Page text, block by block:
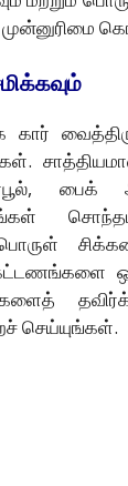
கார்
பைக்
செய்யுங்கள்.